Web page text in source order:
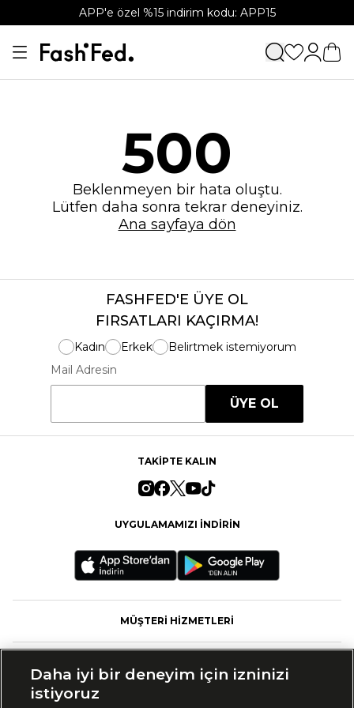
APP'e özel %15 indirim kodu: APP15
500
Beklenmeyen bir hata oluştu.
Lütfen daha sonra tekrar deneyiniz.
Ana sayfaya dön
FASHFED'E ÜYE OL
FIRSATLARI KAÇIRMA!
Kadın Erkek
Belirtmek istemiyorum
Mail Adresin
ÜYE OL
TAKİPTE KALIN
UYGULAMAMIZI İNDİRİN
MÜŞTERİ HİZMETLERİ
Daha iyi bir deneyim için izninizi
istiyoruz